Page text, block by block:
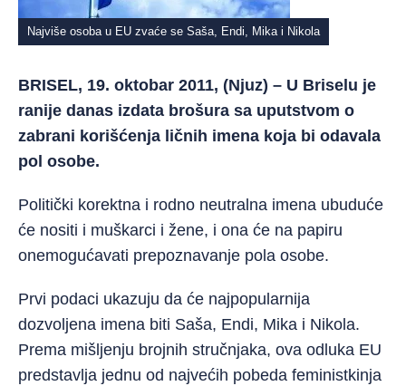
Najviše osoba u EU zvaće se Saša, Endi, Mika i Nikola
BRISEL, 19. oktobar 2011, (Njuz) – U Briselu je
ranije danas izdata brošura sa uputstvom o
zabrani korišćenja ličnih imena koja bi odavala
pol osobe.
Politički korektna i rodno neutralna imena ubuduće
će nositi i muškarci i žene, i ona će na papiru
onemogućavati prepoznavanje pola osobe.
Prvi podaci ukazuju da će najpopularnija
dozvoljena imena biti Saša, Endi, Mika i Nikola.
Prema mišljenju brojnih stručnjaka, ova odluka EU
predstavlja jednu od najvećih pobeda feministkinja